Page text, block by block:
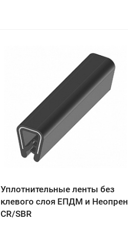
Уплотнительные ленты без
клевого слоя ЕПДМ и Неопрен
CR/SBR